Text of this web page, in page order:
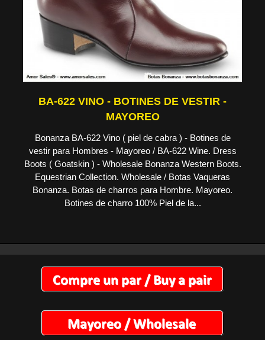
BA-622 VINO - BOTINES DE VESTIR -
MAYOREO
Bonanza BA-622 Vino ( piel de cabra ) - Botines de
vestir para Hombres - Mayoreo / BA-622 Wine. Dress
Boots ( Goatskin ) - Wholesale Bonanza Western Boots.
Equestrian Collection. Wholesale / Botas Vaqueras
Bonanza. Botas de charros para Hombre. Mayoreo.
Botines de charro 100% Piel de la...